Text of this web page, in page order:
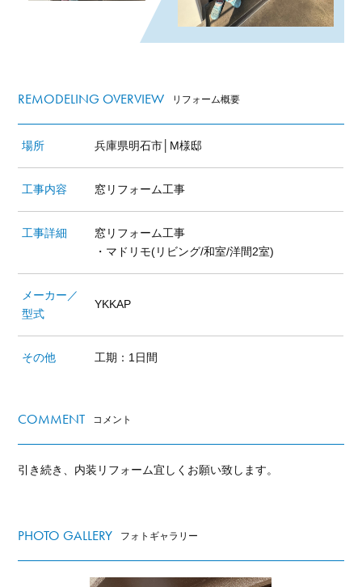
REMODELING OVERVIEW リフォーム概要
場所 兵庫県明石市│M様邸
工事内容 窓リフォーム工事
工事詳細
窓リフォーム工事
・マドリモ(リビング/和室/洋間2室)
メーカー／
型式
YKKAP
その他 工期：1日間
COMMENT コメント
引き続き、内装リフォーム宜しくお願い致します。
PHOTO GALLERY フォトギャラリー